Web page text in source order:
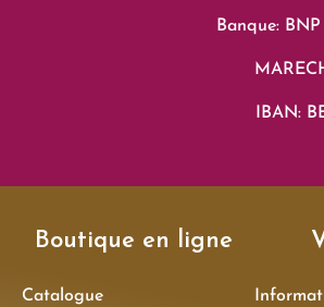
Banque:
IBAN:
Boutique en ligne
Catalogue